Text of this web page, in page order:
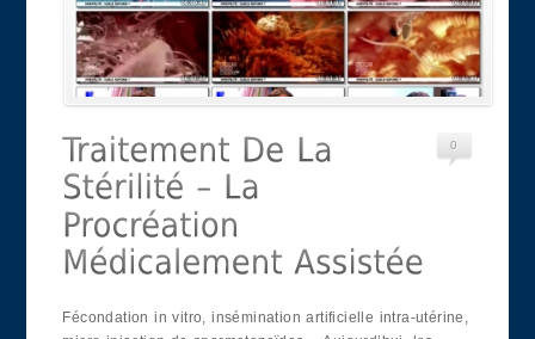
0
Fécondation in vitro, insémination artificielle intra-utérine,